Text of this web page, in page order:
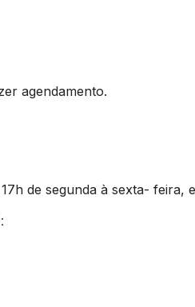
agendamento.
de segunda à sexta- feira,